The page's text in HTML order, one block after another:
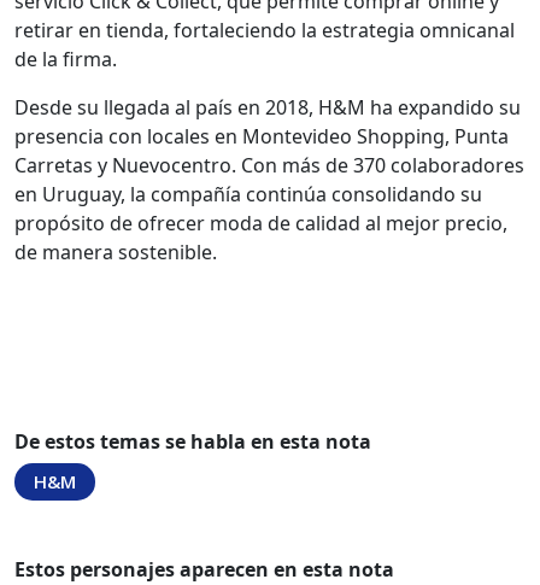
retirar en tienda, fortaleciendo la estrategia omnicanal
de la firma.
Desde su llegada al país en 2018, H&M ha expandido su
presencia con locales en Montevideo Shopping, Punta
Carretas y Nuevocentro. Con más de 370 colaboradores
en Uruguay, la compañía continúa consolidando su
propósito de ofrecer moda de calidad al mejor precio,
de manera sostenible.
De estos temas se habla en esta nota
H&M
Estos personajes aparecen en esta nota